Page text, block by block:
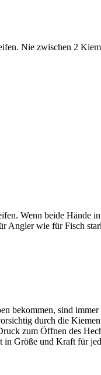
Nie zwischen 2
Wenn beide Hände
Angler wie für Fisch
bekommen, sind
durch die
zum Öffnen des
in Größe und Kraft für